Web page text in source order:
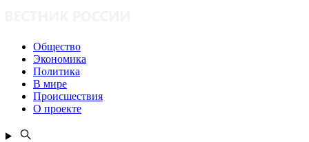
Общество
Экономика
Политика
В мире
Происшествия
О проекте